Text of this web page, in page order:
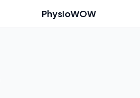
PhysioWOW